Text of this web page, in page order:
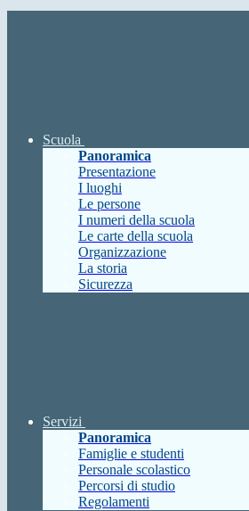
Scuola
Panoramica
Presentazione
I luoghi
Le persone
I numeri della scuola
Le carte della scuola
Organizzazione
La storia
Sicurezza
Servizi
Panoramica
Famiglie e studenti
Personale scolastico
Percorsi di studio
Regolamenti